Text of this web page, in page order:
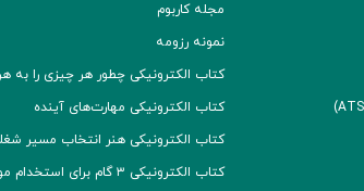
مجله کاربوم
نمونه رزومه
کتاب الکترونیکی چطور هر چیزی را به
کتاب الکترونیکی مهارت‌های آینده
کتاب الکترونیکی هنر انتخاب مسیر
کتاب الکترونیکی ۳ گام برای استخدام موفق